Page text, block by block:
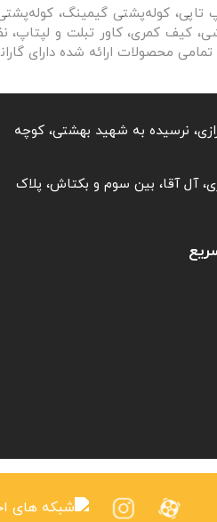
تاپی، کوله‌پشتی گیمینگ،
کیف کمری، کاور تبلت و لپتاپ،
محصولات ارائه شده دارای
نرسیده به شهید بهشتی، کوچه
آل آقا، بین سوم و بکتاش، پلاک